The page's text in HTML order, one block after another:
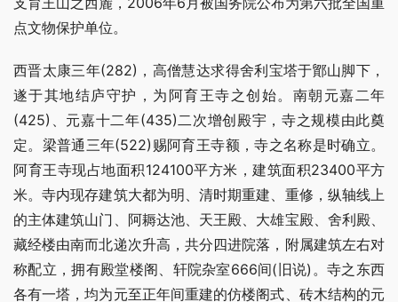
点文物保护单位。
西晋太康三年(282)，高僧慧达求得舍利宝塔于鄮山脚下，
遂于其地结庐守护，为阿育王寺之创始。南朝元嘉二年
(425)、元嘉十二年(435)二次增创殿宇，寺之规模由此奠
定。梁普通三年(522)赐阿育王寺额，寺之名称是时确立。
阿育王寺现占地面积124100平方米，建筑面积23400平方
米。寺内现存建筑大都为明、清时期重建、重修，纵轴线上
的主体建筑山门、阿耨达池、天王殿、大雄宝殿、舍利殿、
藏经楼由南而北递次升高，共分四进院落，附属建筑左右对
称配立，拥有殿堂楼阁、轩院杂室666间(旧说)。寺之东西
各有一塔，均为元至正年间重建的仿楼阁式、砖木结构的元